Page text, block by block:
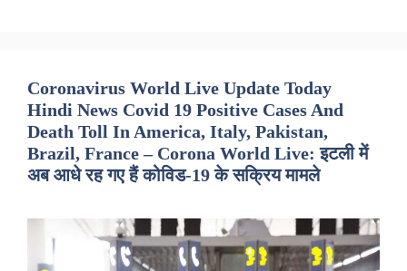
Coronavirus World Live Update Today
Hindi News Covid 19 Positive Cases And
Death Toll In America, Italy, Pakistan,
Brazil, France – Corona World Live: इटली में
अब आधे रह गए हैं कोविड-19 के सक्रिय मामले